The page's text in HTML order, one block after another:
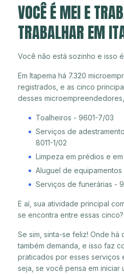
VOCÊ É MEI E
TRABALHAR EM
Você não está sozinho e isso
Em Itapema há 7.320
registrados, e as cinco
desses
Toalheiros - 9601-7/03
Serviços de
8011-1/02
Limpeza em prédios e
Aluguel de
Serviços de funerárias -
E aí, sua atividade principal
se encontra entre essas cinco?
Se sim, sinta-se feliz! Onde há
também demanda, e isso faz
praticados por esses serviços
seja, se você pensa em iniciar